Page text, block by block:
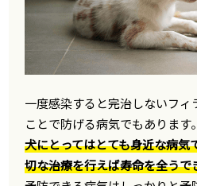
一度感染すると完治しないフィ
ことで防げる病気でもあります。
犬にとってはとても身近な病気
切な治療を行えば寿命を全うで